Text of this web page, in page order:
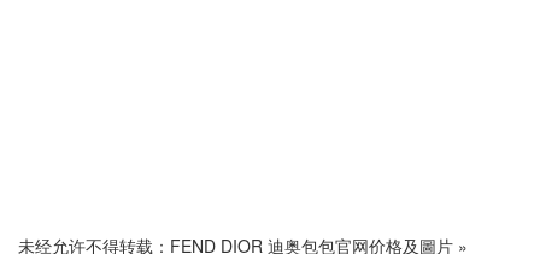
未经允许不得转载： FEND DIOR 迪奥包包官网价格及圖片 »